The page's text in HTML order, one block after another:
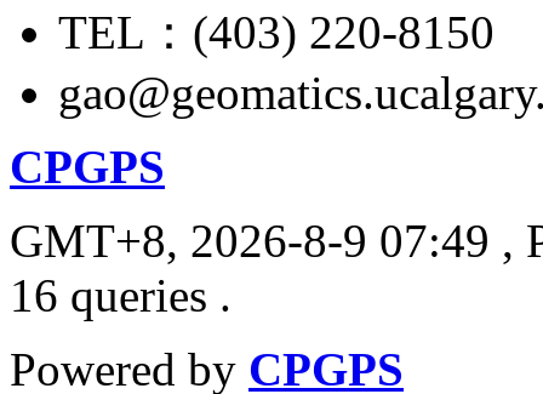
TEL：(403) 220-8150
CPGPS
GMT+8, 2026-8-9 07:49 ,
16 queries .
Powered by CPGPS